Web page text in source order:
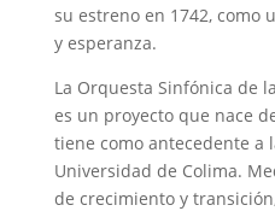
su estreno en 1742, como
y esperanza.
La Orquesta Sinfónica de
es un proyecto que nace
tiene como antecedente a
Universidad de Colima.
de crecimiento y